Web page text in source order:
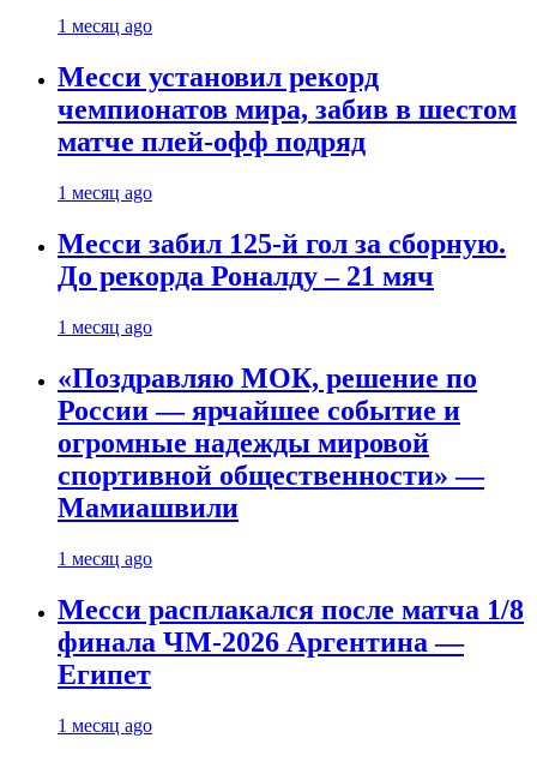
1 месяц ago
Месси установил рекорд
чемпионатов мира, забив в шестом
матче плей‑офф подряд
1 месяц ago
Месси забил 125-й гол за сборную.
До рекорда Роналду – 21 мяч
1 месяц ago
«Поздравляю МОК, решение по
России — ярчайшее событие и
огромные надежды мировой
спортивной общественности» —
Мамиашвили
1 месяц ago
Месси расплакался после матча 1/8
финала ЧМ-2026 Аргентина —
Египет
1 месяц ago